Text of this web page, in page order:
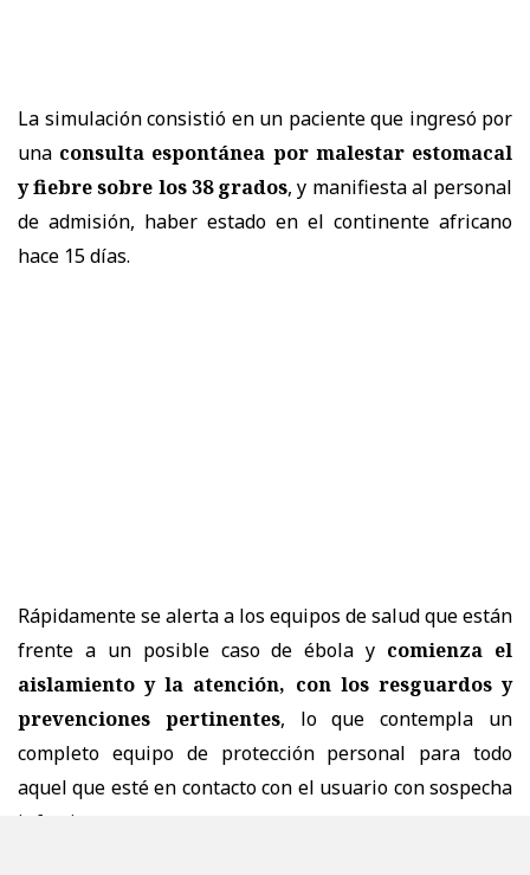
La simulación consistió en un paciente que ingresó por
una consulta espontánea por malestar estomacal
y fiebre sobre los 38 grados, y manifiesta al personal
de admisión, haber estado en el continente africano
hace 15 días.
Rápidamente se alerta a los equipos de salud que están
frente a un posible caso de ébola y comienza el
aislamiento y la atención, con los resguardos y
prevenciones pertinentes, lo que contempla un
completo equipo de protección personal para todo
aquel que esté en contacto con el usuario con sospecha
infecciosa.